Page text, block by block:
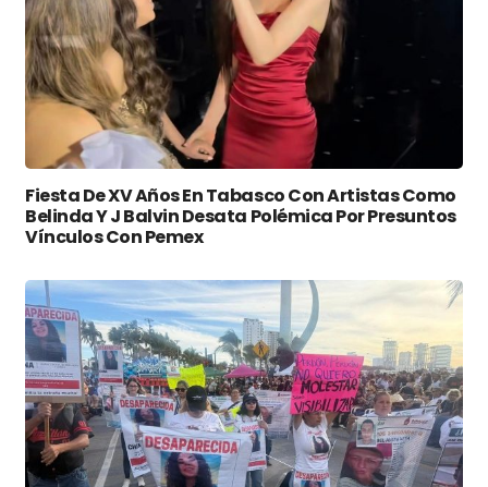
Fiesta De XV Años En Tabasco Con Artistas Como
Belinda Y J Balvin Desata Polémica Por Presuntos
Vínculos Con Pemex